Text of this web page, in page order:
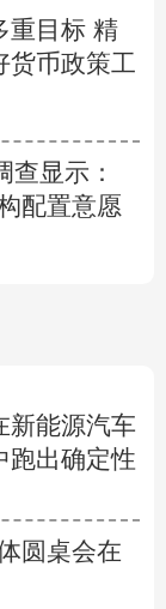
重目标 精
货币政策工
显示：
配置意愿
新能源汽车
跑出确定性
圆桌会在